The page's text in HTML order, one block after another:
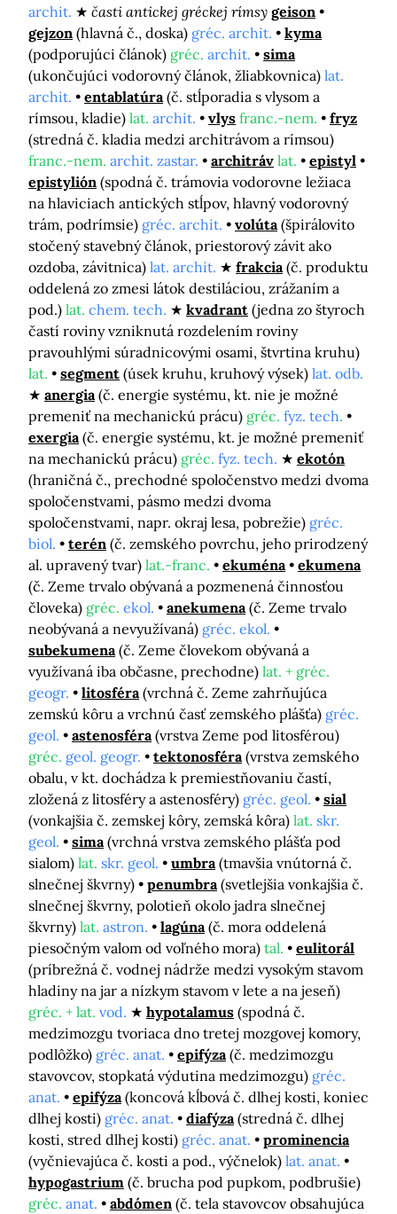
archit.
časti antickej gréckej rímsy geison
gejzon (hlavná č., doska) gréc. archit.
kyma
(podporujúci článok) gréc. archit.
sima
(ukončujúci vodorovný článok, žliabkovnica) lat.
archit.
entablatúra (č. stĺporadia s vlysom a
rímsou, kladie) lat. archit. vlys franc.-nem.
fryz
(stredná č. kladia medzi architrávom a rímsou)
franc.-nem. archit. zastar. architráv lat.
epistyl
epistylión (spodná č. trámovia vodorovne ležiaca
na hlaviciach antických stĺpov, hlavný vodorovný
trám, podrímsie) gréc. archit. volúta (špirálovito
stočený stavebný článok, priestorový závit ako
ozdoba, závitnica) lat. archit. frakcia (č. produktu
oddelená zo zmesi látok destiláciou, zrážaním a
pod.) lat. chem. tech. kvadrant (jedna zo štyroch
častí roviny vzniknutá rozdelením roviny
pravouhlými súradnicovými osami, štvrtina kruhu)
lat.
segment (úsek kruhu, kruhový výsek) lat. odb.
anergia (č. energie systému, kt. nie je možné
premeniť na mechanickú prácu) gréc. fyz. tech.
exergia (č. energie systému, kt. je možné premeniť
na mechanickú prácu) gréc. fyz. tech.
ekotón
(hraničná č., prechodné spoločenstvo medzi dvoma
spoločenstvami, pásmo medzi dvoma
spoločenstvami, napr. okraj lesa, pobrežie) gréc.
biol.
terén (č. zemského povrchu, jeho prirodzený
al. upravený tvar) lat.-franc. ekuména
ekumena
(č. Zeme trvalo obývaná a pozmenená činnosťou
človeka) gréc. ekol. anekumena (č. Zeme trvalo
neobývaná a nevyužívaná) gréc. ekol.
subekumena (č. Zeme človekom obývaná a
využívaná iba občasne, prechodne) lat. + gréc.
geogr.
litosféra (vrchná č. Zeme zahrňujúca
zemskú kôru a vrchnú časť zemského plášťa) gréc.
geol.
astenosféra (vrstva Zeme pod litosférou)
gréc. geol. geogr. tektonosféra (vrstva zemského
obalu, v kt. dochádza k premiestňovaniu častí,
zložená z litosféry a astenosféry) gréc. geol.
sial
(vonkajšia č. zemskej kôry, zemská kôra) lat. skr.
geol.
sima (vrchná vrstva zemského plášťa pod
sialom) lat. skr. geol. umbra (tmavšia vnútorná č.
slnečnej škvrny)
penumbra (svetlejšia vonkajšia č.
slnečnej škvrny, polotieň okolo jadra slnečnej
škvrny) lat. astron. lagúna (č. mora oddelená
piesočným valom od voľného mora) tal.
eulitorál
(príbrežná č. vodnej nádrže medzi vysokým stavom
hladiny na jar a nízkym stavom v lete a na jeseň)
gréc. + lat. vod. hypotalamus (spodná č.
medzimozgu tvoriaca dno tretej mozgovej komory,
podlôžko) gréc. anat. epifýza (č. medzimozgu
stavovcov, stopkatá výdutina medzimozgu) gréc.
anat.
epifýza (koncová kĺbová č. dlhej kosti, koniec
dlhej kosti) gréc. anat. diafýza (stredná č. dlhej
kosti, stred dlhej kosti) gréc. anat.
prominencia
(vyčnievajúca č. kosti a pod., výčnelok) lat. anat.
hypogastrium (č. brucha pod pupkom, podbrušie)
gréc. anat. abdómen (č. tela stavovcov obsahujúca